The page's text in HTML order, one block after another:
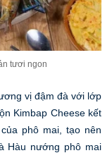
tươi ngon
vị đậm đà với lớp
Kimbap Cheese kết
phô mai, tạo nên
Hàu nướng phô mai